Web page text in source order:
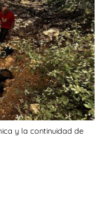
y la continuidad de